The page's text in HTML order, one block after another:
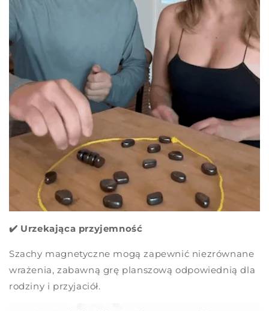
✔️ Urzekająca przyjemność
Szachy magnetyczne mogą zapewnić niezrównane
wrażenia, zabawną grę planszową odpowiednią dla
rodziny i przyjaciół.